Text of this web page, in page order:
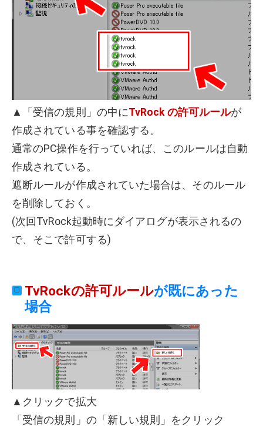
▲「受信の規則」の中にTvRock の許可ルールが
作成されている事を確認する。
通常のPC操作を行っていれば、このルールは自動
作成されている。
遮断ルールが作成されていた場合は、そのルール
を削除しておく。
(次回TvRock起動時にダイアログが表示されるの
で、そこで許可する)
TvRockの許可ルールが既にあった
場合
▲クリックで拡大
「受信の規則」の「新しい規則」をクリック